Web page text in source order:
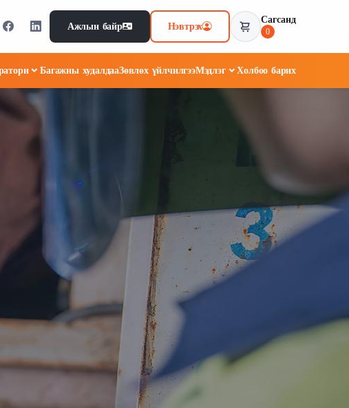
Ажлын байр Нэвтрэх
Сагсанд
0
Багажны худалдааЗөвлөх үйлчилгээМэдлэг Холбоо барих